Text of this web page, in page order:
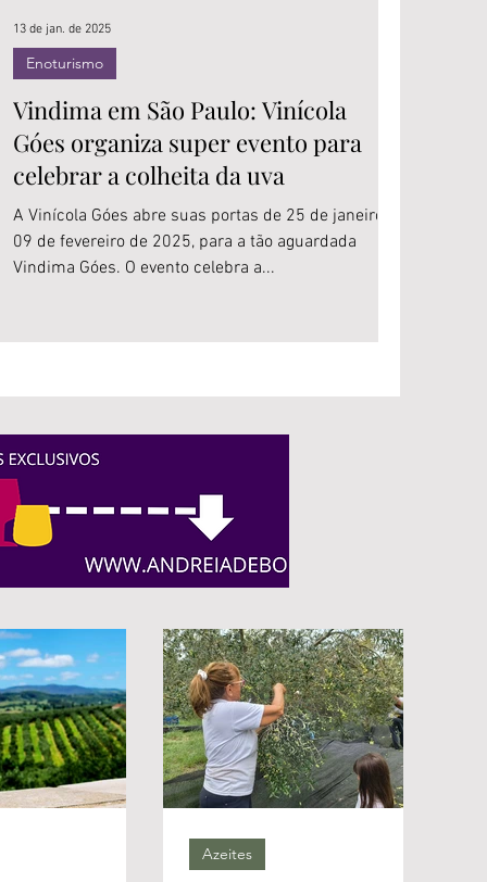
Vindima em São Paulo: Vinícola
Góes organiza super evento para
celebrar a colheita da uva
A Vinícola Góes abre suas portas de 25 de janeiro a
09 de fevereiro de 2025, para a tão aguardada
Vindima Góes. O evento celebra a...
Enoturismo
13 de jan. de 2025
Azeites